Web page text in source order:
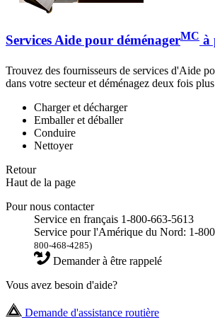
Services Aide pour déménagerMC à
Trouvez des fournisseurs de services d'Aide
dans votre secteur et déménagez deux fois
Charger et décharger
Emballer et déballer
Conduire
Nettoyer
Retour
Haut de la page
Pour nous contacter
Service en français 1-800-663-5613
Service pour l'Amérique du Nord: 1-
800-468-4285)
Demander à être rappelé
Vous avez besoin d'aide?
Demande d'assistance routière